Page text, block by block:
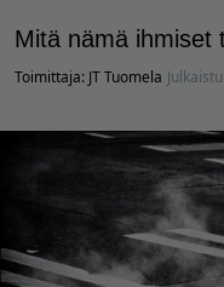
Mitä nämä ihmiset
Toimittaja: JT Tuomela Julkaistu: